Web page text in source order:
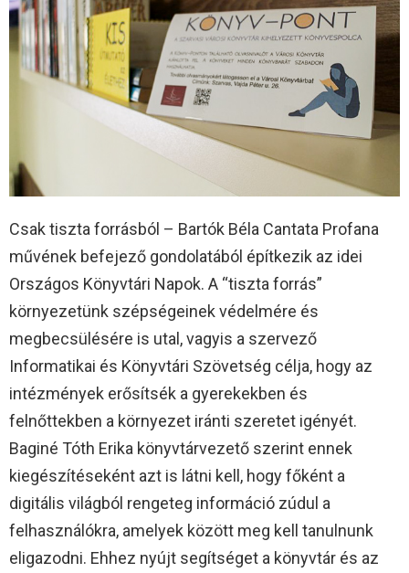
Csak tiszta forrásból – Bartók Béla Cantata Profana
művének befejező gondolatából építkezik az idei
Országos Könyvtári Napok. A “tiszta forrás”
környezetünk szépségeinek védelmére és
megbecsülésére is utal, vagyis a szervező
Informatikai és Könyvtári Szövetség célja, hogy az
intézmények erősítsék a gyerekekben és
felnőttekben a környezet iránti szeretet igényét.
Baginé Tóth Erika könyvtárvezető szerint ennek
kiegészítéseként azt is látni kell, hogy főként a
digitális világból rengeteg információ zúdul a
felhasználókra, amelyek között meg kell tanulnunk
eligazodni. Ehhez nyújt segítséget a könyvtár és az